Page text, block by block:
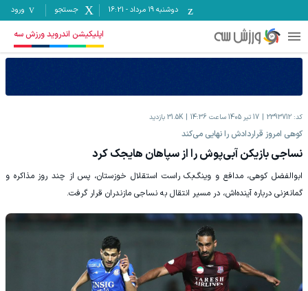
دوشنبه ۱۹ مرداد -
16:21 جستجو ورود
اپلیکیشن اندروید ورزش سه
کد: 2393712 17 تیر 1405 ساعت 14:36 31.5K بازدید
کوهی امروز قراردادش را نهایی می‌کند
نساجی بازیکن آبی‌پوش را از سپاهان هایجک کرد
ابوالفضل کوهی، مدافع و وینگ‌بک راست استقلال خوزستان، پس از چند روز مذاکره و
گمانه‌زنی درباره آینده‌اش، در مسیر انتقال به نساجی مازندران قرار گرفت.